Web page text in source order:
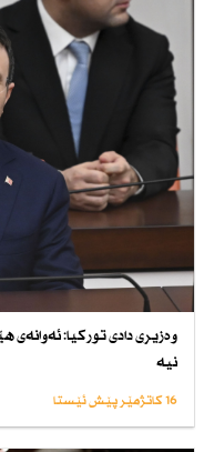
وەزیری دادی توركیا:
نیە
16 کاتژمێر پێش ئێستا